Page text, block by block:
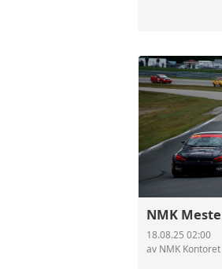
NMK
18.08.25 02:00
av NMK Kontoret